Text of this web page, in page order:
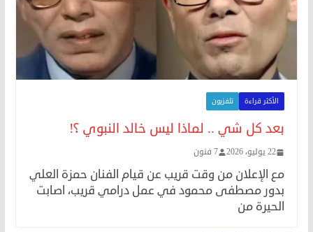
الأكثر قراءة تلفزيون
بعد كل شي .. لماذا ليس خالد النبوي ؟!
22 يوليو، 2026 7 فنون
مع الإعلان من وقت قريب عن قيام الفنان حمزة العلي
بدور مصطفى محمود في عمل درامي قريب، اصابت
الحيرة من